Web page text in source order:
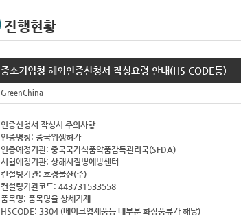
진행현황
중소기업청 헤외인증신청서 작성요령 안내(HS CODE등)
GreenChina
인증신청서 작성시 주의사항
인증명칭: 중국위생허가
인증예정기관: 중국국가식품약품감독관리국(SFDA)
시험예정기관: 상해시질병예방센터
컨설팅기관: 호경물산(주)
컨설팅기관코드: 443731533558
품목명: 품목명을 상세기재
HSCODE: 3304 (메이크업제품등 대부분 화장품류가 해당)